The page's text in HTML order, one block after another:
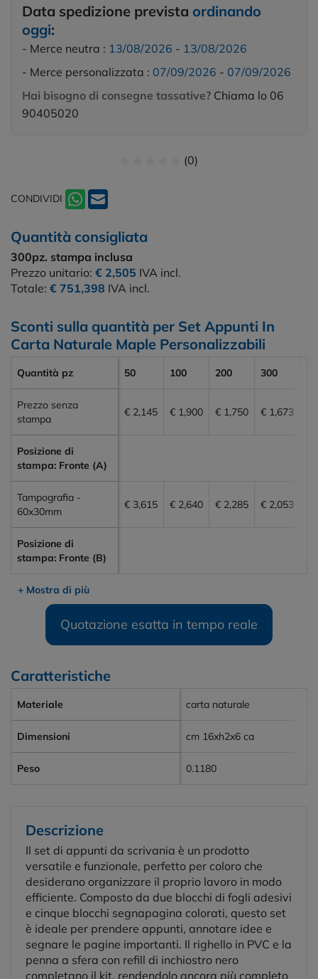
Data spedizione prevista ordinando
oggi:
- Merce neutra : 13/08/2026 - 13/08/2026
- Merce personalizzata : 07/09/2026 - 07/09/2026
Hai bisogno di consegne tassative? Chiama lo 06
90405020
(0)
CONDIVIDI
Quantità consigliata
300pz. stampa inclusa
Prezzo unitario: € 2,505 IVA incl.
Totale: € 751,398 IVA incl.
Sconti sulla quantità per Set Appunti In
Carta Naturale Maple Personalizzabili
Quantità pz 50 100 200 300
Prezzo senza
stampa
€ 2,145 € 1,900 € 1,750 € 1,673
Posizione di
stampa: Fronte (A)
Tampografia -
60x30mm
€ 3,615 € 2,640 € 2,285 € 2,053
Posizione di
stampa: Fronte (B)
+ Mostra di più
Quotazione esatta in tempo reale
Caratteristiche
Materiale carta naturale
Dimensioni cm 16xh2x6 ca
Peso 0.1180
Descrizione
Il set di appunti da scrivania è un prodotto
versatile e funzionale, perfetto per coloro che
desiderano organizzare il proprio lavoro in modo
efficiente. Composto da due blocchi di fogli adesivi
e cinque blocchi segnapagina colorati, questo set
è ideale per prendere appunti, annotare idee e
segnare le pagine importanti. Il righello in PVC e la
penna a sfera con refill di inchiostro nero
completano il kit, rendendolo ancora più completo